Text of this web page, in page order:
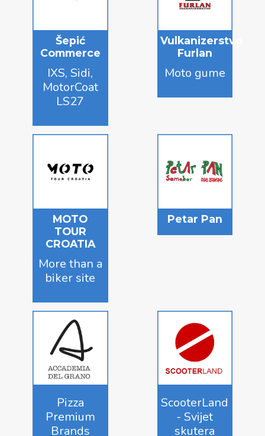
Šepić
Commerce
IXS, Sidi,
MotorCoat
LS27
Vulkanizerstvo
Furlan
Moto gume
MOTO
TOUR
CROATIA
More than a
biker site
Petar Pan
Pizza
Premium
Brands
ScooterLand
- Svijet
skutera